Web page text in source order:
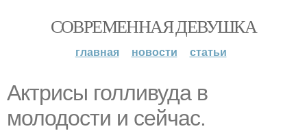
СОВРЕМЕННАЯ ДЕВУШКА
главная новости статьи
Актрисы голливуда в
молодости и сейчас.